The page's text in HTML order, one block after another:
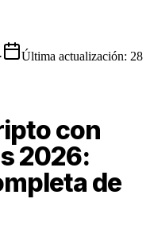
· Última actualización: 28
con
2026:
de